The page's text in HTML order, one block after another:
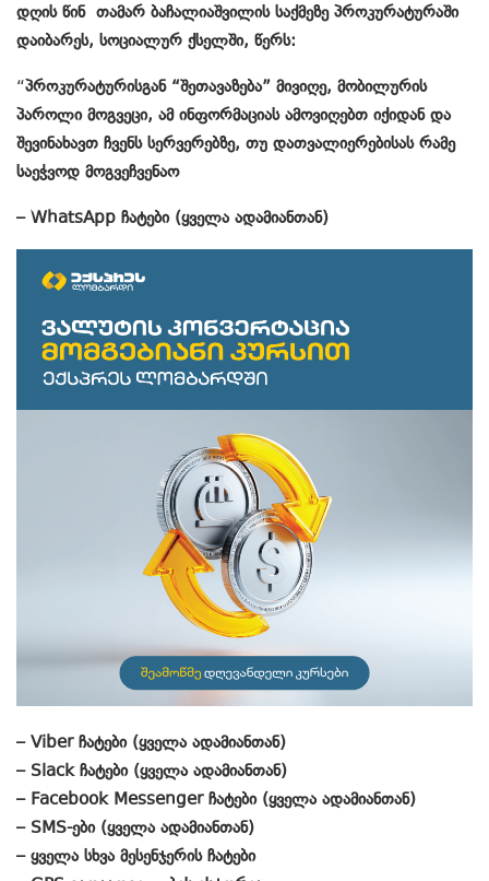
დღის წინ თამარ ბაჩალიაშვილის საქმეზე პროკურატურაში
დაიბარეს, სოციალურ ქსელში, წერს:
“პროკურატურისგან “შეთავაზება” მივიღე, მობილურის
პაროლი მოგვეცი, ამ ინფორმაციას ამოვიღებთ იქიდან და
შევინახავთ ჩვენს სერვერებზე, თუ დათვალიერებისას რამე
საეჭვოდ მოგვეჩვენაო
– WhatsApp ჩატები (ყველა ადამიანთან)
– Viber ჩატები (ყველა ადამიანთან)
– Slack ჩატები (ყველა ადამიანთან)
– Facebook Messenger ჩატები (ყველა ადამიანთან)
– SMS-ები (ყველა ადამიანთან)
– ყველა სხვა მესენჯერის ჩატები